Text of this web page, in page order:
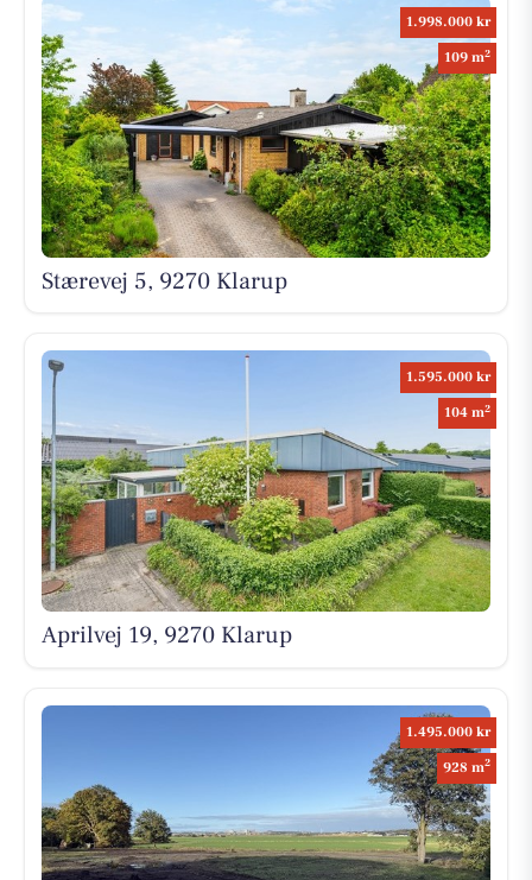
1.998.000 kr
109 m2
Stærevej 5, 9270 Klarup
1.595.000 kr
104 m2
Aprilvej 19, 9270 Klarup
1.495.000 kr
928 m2